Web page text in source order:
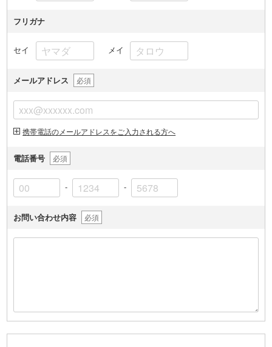
フリガナ
セイ メイ
メールアドレス 必須
携帯電話のメールアドレスをご入力される方へ
電話番号 必須
- -
お問い合わせ内容 必須